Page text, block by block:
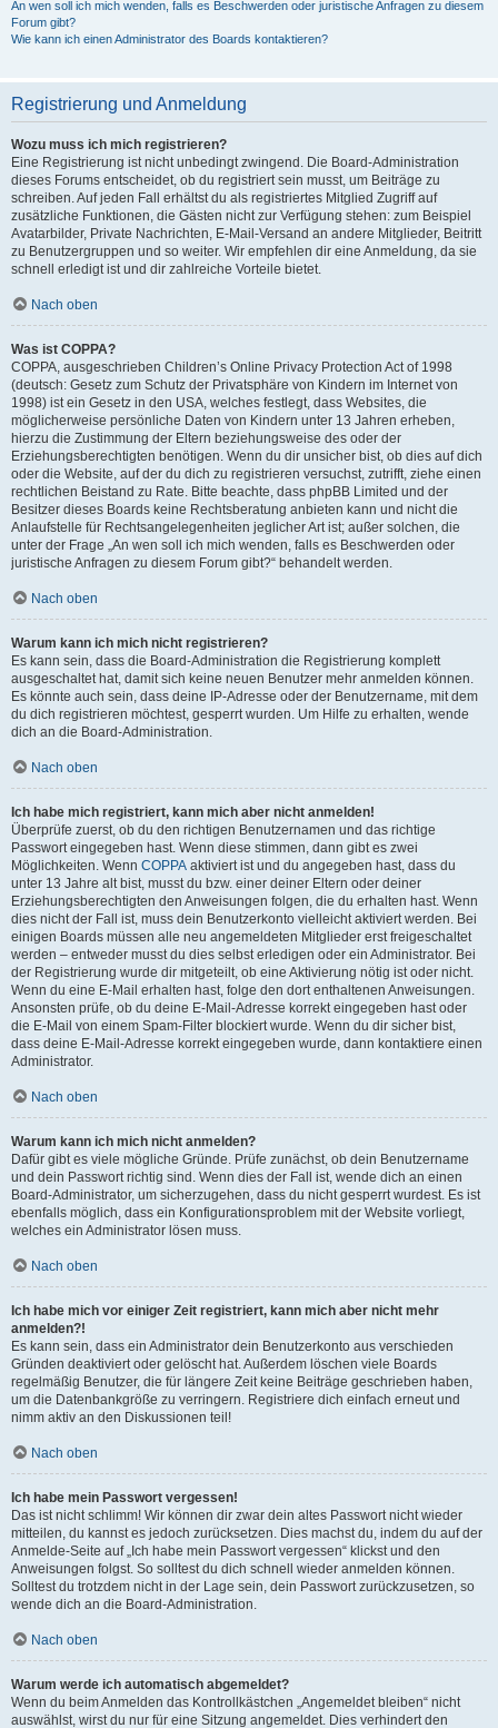
An wen soll ich mich wenden, falls es Beschwerden oder juristische Anfragen zu diesem
Forum gibt?
Wie kann ich einen Administrator des Boards kontaktieren?
Registrierung und Anmeldung
Wozu muss ich mich registrieren?
Eine Registrierung ist nicht unbedingt zwingend. Die Board-Administration
dieses Forums entscheidet, ob du registriert sein musst, um Beiträge zu
schreiben. Auf jeden Fall erhältst du als registriertes Mitglied Zugriff auf
zusätzliche Funktionen, die Gästen nicht zur Verfügung stehen: zum Beispiel
Avatarbilder, Private Nachrichten, E-Mail-Versand an andere Mitglieder, Beitritt
zu Benutzergruppen und so weiter. Wir empfehlen dir eine Anmeldung, da sie
schnell erledigt ist und dir zahlreiche Vorteile bietet.
Nach oben
Was ist COPPA?
COPPA, ausgeschrieben Children’s Online Privacy Protection Act of 1998
(deutsch: Gesetz zum Schutz der Privatsphäre von Kindern im Internet von
1998) ist ein Gesetz in den USA, welches festlegt, dass Websites, die
möglicherweise persönliche Daten von Kindern unter 13 Jahren erheben,
hierzu die Zustimmung der Eltern beziehungsweise des oder der
Erziehungsberechtigten benötigen. Wenn du dir unsicher bist, ob dies auf dich
oder die Website, auf der du dich zu registrieren versuchst, zutrifft, ziehe einen
rechtlichen Beistand zu Rate. Bitte beachte, dass phpBB Limited und der
Besitzer dieses Boards keine Rechtsberatung anbieten kann und nicht die
Anlaufstelle für Rechtsangelegenheiten jeglicher Art ist; außer solchen, die
unter der Frage „An wen soll ich mich wenden, falls es Beschwerden oder
juristische Anfragen zu diesem Forum gibt?“ behandelt werden.
Nach oben
Warum kann ich mich nicht registrieren?
Es kann sein, dass die Board-Administration die Registrierung komplett
ausgeschaltet hat, damit sich keine neuen Benutzer mehr anmelden können.
Es könnte auch sein, dass deine IP-Adresse oder der Benutzername, mit dem
du dich registrieren möchtest, gesperrt wurden. Um Hilfe zu erhalten, wende
dich an die Board-Administration.
Nach oben
Ich habe mich registriert, kann mich aber nicht anmelden!
Überprüfe zuerst, ob du den richtigen Benutzernamen und das richtige
Passwort eingegeben hast. Wenn diese stimmen, dann gibt es zwei
Möglichkeiten. Wenn COPPA aktiviert ist und du angegeben hast, dass du
unter 13 Jahre alt bist, musst du bzw. einer deiner Eltern oder deiner
Erziehungsberechtigten den Anweisungen folgen, die du erhalten hast. Wenn
dies nicht der Fall ist, muss dein Benutzerkonto vielleicht aktiviert werden. Bei
einigen Boards müssen alle neu angemeldeten Mitglieder erst freigeschaltet
werden – entweder musst du dies selbst erledigen oder ein Administrator. Bei
der Registrierung wurde dir mitgeteilt, ob eine Aktivierung nötig ist oder nicht.
Wenn du eine E-Mail erhalten hast, folge den dort enthaltenen Anweisungen.
Ansonsten prüfe, ob du deine E-Mail-Adresse korrekt eingegeben hast oder
die E-Mail von einem Spam-Filter blockiert wurde. Wenn du dir sicher bist,
dass deine E-Mail-Adresse korrekt eingegeben wurde, dann kontaktiere einen
Administrator.
Nach oben
Warum kann ich mich nicht anmelden?
Dafür gibt es viele mögliche Gründe. Prüfe zunächst, ob dein Benutzername
und dein Passwort richtig sind. Wenn dies der Fall ist, wende dich an einen
Board-Administrator, um sicherzugehen, dass du nicht gesperrt wurdest. Es ist
ebenfalls möglich, dass ein Konfigurationsproblem mit der Website vorliegt,
welches ein Administrator lösen muss.
Nach oben
Ich habe mich vor einiger Zeit registriert, kann mich aber nicht mehr
anmelden?!
Es kann sein, dass ein Administrator dein Benutzerkonto aus verschieden
Gründen deaktiviert oder gelöscht hat. Außerdem löschen viele Boards
regelmäßig Benutzer, die für längere Zeit keine Beiträge geschrieben haben,
um die Datenbankgröße zu verringern. Registriere dich einfach erneut und
nimm aktiv an den Diskussionen teil!
Nach oben
Ich habe mein Passwort vergessen!
Das ist nicht schlimm! Wir können dir zwar dein altes Passwort nicht wieder
mitteilen, du kannst es jedoch zurücksetzen. Dies machst du, indem du auf der
Anmelde-Seite auf „Ich habe mein Passwort vergessen“ klickst und den
Anweisungen folgst. So solltest du dich schnell wieder anmelden können.
Solltest du trotzdem nicht in der Lage sein, dein Passwort zurückzusetzen, so
wende dich an die Board-Administration.
Nach oben
Warum werde ich automatisch abgemeldet?
Wenn du beim Anmelden das Kontrollkästchen „Angemeldet bleiben“ nicht
auswählst, wirst du nur für eine Sitzung angemeldet. Dies verhindert den